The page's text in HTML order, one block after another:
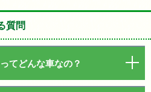
質問
てどんな車なの？